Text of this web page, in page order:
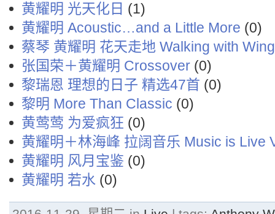
黄耀明 光天化日 (1)
黄耀明 Acoustic…and a Little More (0)
蔡琴 黄耀明 花天走地 Walking with
张国荣＋黄耀明 Crossover (0)
黎瑞恩 理想的日子 精选47首 (0)
黎明 More Than Classic (0)
黄莺莺 为爱疯狂 (0)
黄耀明＋林海峰 拉阔音乐 Music is Live
黄耀明 风月宝鉴 (0)
黄耀明 若水 (0)